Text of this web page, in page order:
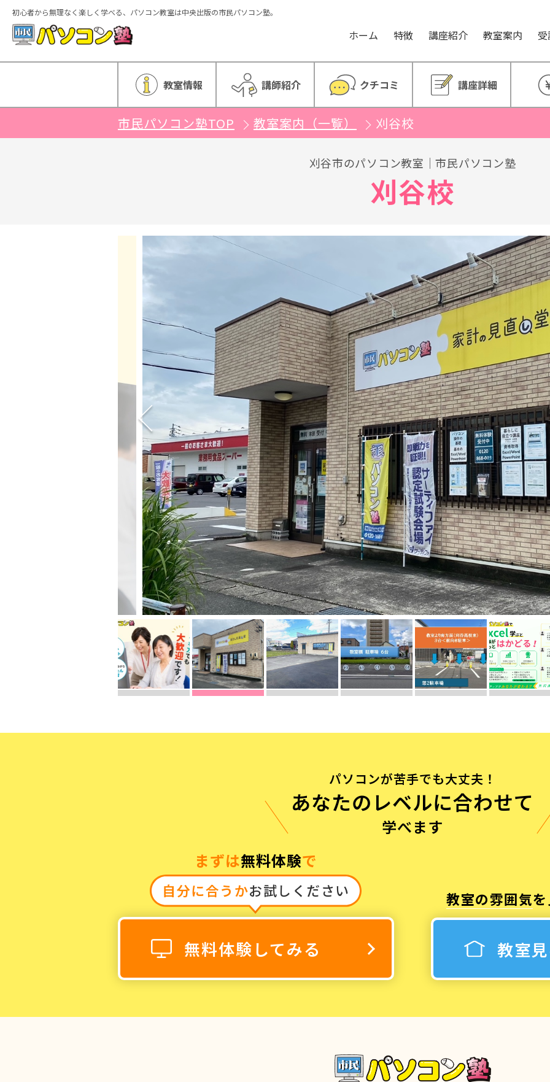
初心者から無理なく楽しく学べる、パソコン教室は中央出版の市民パソコン塾。
ホーム 特徴 講座紹介 教室案内
ホーム
講座紹介
教室案内
受講までの流れ
よくある質問
無料体験に申し込む
0120-868-003
受付時間／9:00〜18:00 土日祝休み
教室情報 講師紹介 クチコミ 講座詳細
市民パソコン塾TOP 教室案内（一覧） 刈谷校
刈谷市のパソコン教室｜市民パソコン塾
刈谷校
パソコンが苦手でも大丈夫！
あなたのレベルに合わせて
学べます
まずは無料体験で
自分に合うかお試しください
無料体験してみる
教室の雰囲気
教室